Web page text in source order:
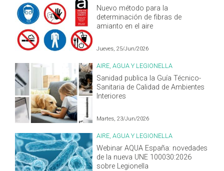
Nuevo método para la
determinación de fibras de
amianto en el aire
Jueves, 25/Jun/2026
AIRE, AGUA Y LEGIONELLA
Sanidad publica la Guía Técnico-
Sanitaria de Calidad de Ambientes
Interiores
Martes, 23/Jun/2026
AIRE, AGUA Y LEGIONELLA
Webinar AQUA España: novedades
de la nueva UNE 100030:2026
sobre Legionella